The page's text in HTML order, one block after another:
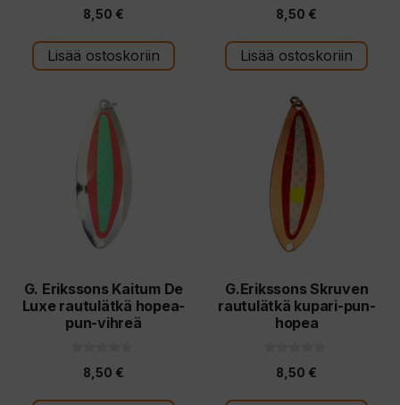
s
t
ä
8,50 €
Lisää ostoskoriin
s
t
ä
8,50 €
Lisää ostoskoriin
G. Erikssons Kaitum De
Luxe rautulätkä hopea-
pun-vihreä
s
8,50 €
G.Erikssons Skruven
rautulätkä kupari-pun-
hopea
s
8,50 €